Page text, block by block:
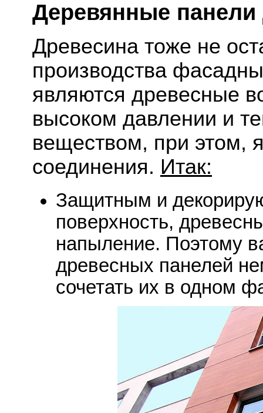
Деревянные
Древесина тоже не
производства
являются древесные
высоком давлении и
веществом, при этом,
соединения. Итак:
Защитным и
поверхность,
напыление. Поэтому
древесных панелей
сочетать их в одном